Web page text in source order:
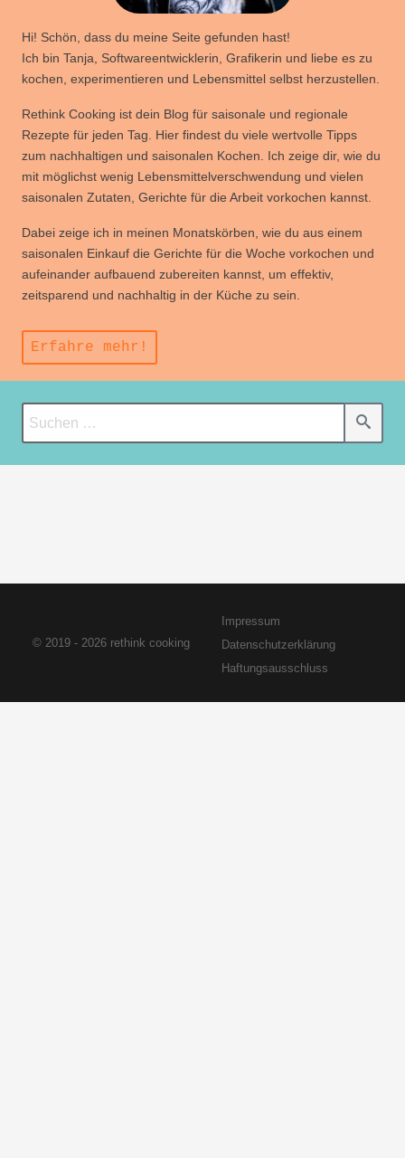
Hi! Schön, dass du meine Seite gefunden hast!
Ich bin Tanja, Softwareentwicklerin, Grafikerin und liebe es zu
kochen, experimentieren und Lebensmittel selbst herzustellen.
Rethink Cooking ist dein Blog für saisonale und regionale
Rezepte für jeden Tag. Hier findest du viele wertvolle Tipps
zum nachhaltigen und saisonalen Kochen. Ich zeige dir, wie du
mit möglichst wenig Lebensmittelverschwendung und vielen
saisonalen Zutaten, Gerichte für die Arbeit vorkochen kannst.
Dabei zeige ich in meinen Monatskörben, wie du aus einem
saisonalen Einkauf die Gerichte für die Woche vorkochen und
aufeinander aufbauend zubereiten kannst, um effektiv,
zeitsparend und nachhaltig in der Küche zu sein.
Erfahre mehr!
© 2019 - 2026 rethink cooking
Impressum
Datenschutzerklärung
Haftungsausschluss